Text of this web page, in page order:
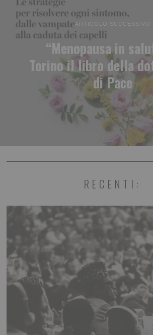
ARTICOLO SUCCESSIVO
“Menopausa in
Torino il libro della
di Pace
RECENTI: